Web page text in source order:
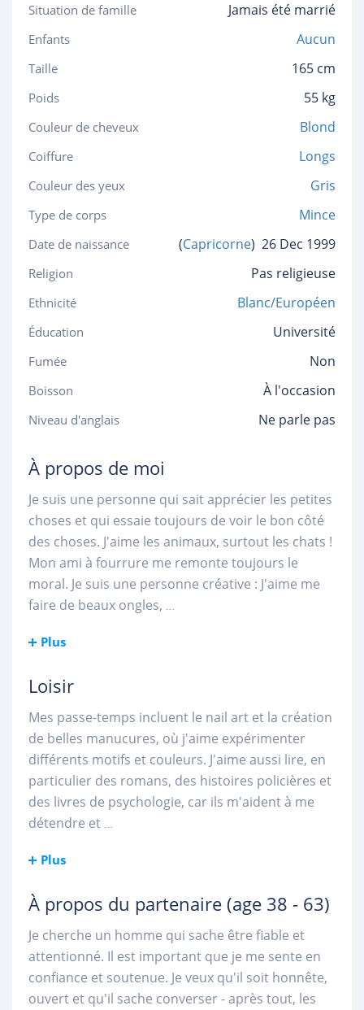
Situation de famille Jamais été marrié
Enfants Aucun
Taille 165 cm
Poids 55 kg
Couleur de cheveux Blond
Coiffure Longs
Couleur des yeux Gris
Type de corps Mince
Date de naissance (Capricorne) 26 Dec 1999
Religion Pas religieuse
Ethnicité Blanc/Européen
Éducation Université
Fumée Non
Boisson À l'occasion
Niveau d'anglais Ne parle pas
À propos de moi
Je suis une personne qui sait apprécier les petites
choses et qui essaie toujours de voir le bon côté
des choses. J'aime les animaux, surtout les chats !
Mon ami à fourrure me remonte toujours le
moral. Je suis une personne créative : J'aime me
faire de beaux ongles, ...
Plus
Loisir
Mes passe-temps incluent le nail art et la création
de belles manucures, où j'aime expérimenter
différents motifs et couleurs. J'aime aussi lire, en
particulier des romans, des histoires policières et
des livres de psychologie, car ils m'aident à me
détendre et...
Plus
À propos du partenaire (age 38 - 63)
Je cherche un homme qui sache être fiable et
attentionné. Il est important que je me sente en
confiance et soutenue. Je veux qu'il soit honnête,
ouvert et qu'il sache converser - après tout, les